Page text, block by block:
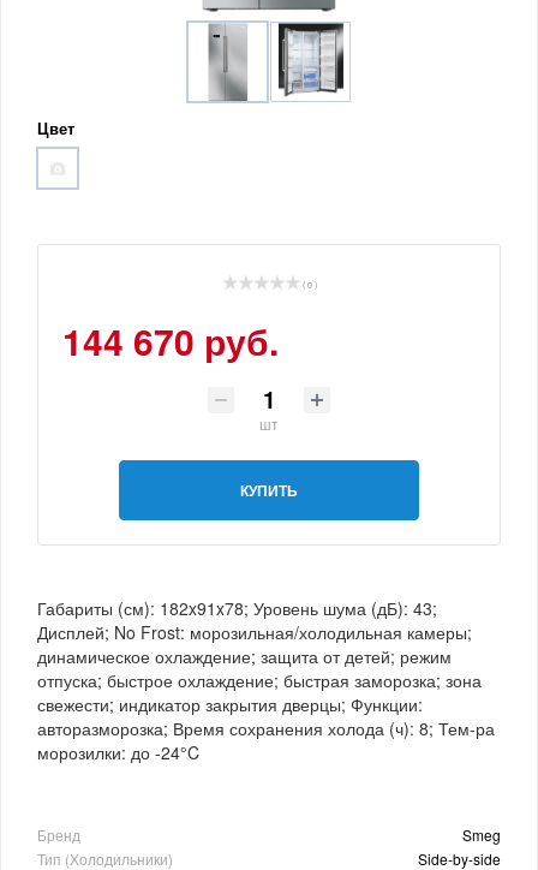
Цвет
( 0 )
144 670 руб.
шт
КУПИТЬ
Габариты (см): 182x91x78; Уровень шума (дБ): 43;
Дисплей; No Frost: морозильная/холодильная камеры;
динамическое охлаждение; защита от детей; режим
отпуска; быстрое охлаждение; быстрая заморозка; зона
свежести; индикатор закрытия дверцы; Функции:
авторазморозка; Время сохранения холода (ч): 8; Тем-ра
морозилки: до -24°C
Бренд
Smeg
Тип (Холодильники)
Side-by-side